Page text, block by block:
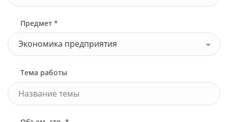
Предмет *
Экономика предприятия
Тема работы